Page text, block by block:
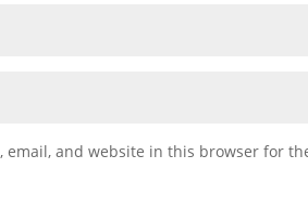
email, and website in this browser for